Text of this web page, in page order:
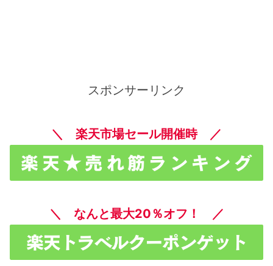
スポンサーリンク
＼ 楽天市場セール開催時 ／
＼ なんと最大20％オフ！ ／